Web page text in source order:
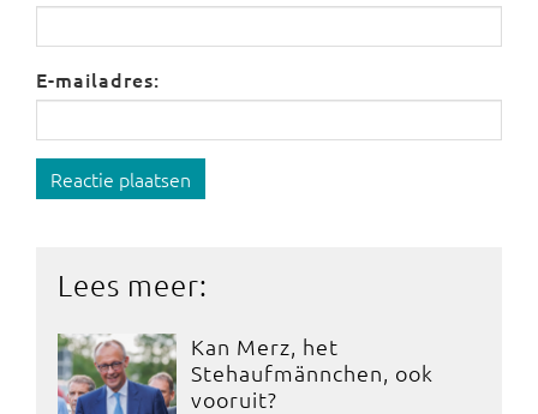
E-mailadres:
Reactie plaatsen
Lees meer:
Kan Merz, het
Stehaufmännchen, ook
vooruit?